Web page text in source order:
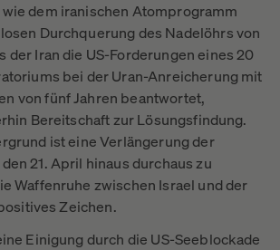
dem iranischen Atomprogramm
Durchquerung des Nadelöhrs von
der Iran die US-Forderungen eines 20
bei der Uran-Anreicherung mit
von fünf Jahren beantwortet,
Bereitschaft zur Lösungsfindung.
ist eine Verlängerung der
21. April hinaus durchaus zu
Waffenruhe zwischen Israel und der
Zeichen.
Einigung durch die US-Seeblockade